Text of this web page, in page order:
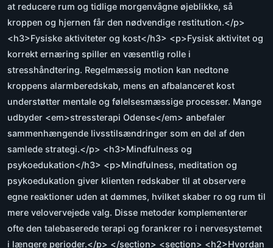
at reducere rum og tidlige morgenvågne øjeblikke, så
kroppen og hjernen får den nødvendige restitution.</p>
<h3>Fysiske aktiviteter og kost</h3> <p>Fysisk aktivitet og
korrekt ernæring spiller en væsentlig rolle i
stresshåndtering. Regelmæssig motion kan nedtone
kroppens alarmberedskab, mens en afbalanceret kost
understøtter mentale og følelsesmæssige processer. Mange
udbyder <em>stressterapi Odense</em> anbefaler
sammenhængende livsstilsændringer som en del af den
samlede strategi.</p> <h3>Mindfulness og
psykoedukation</h3> <p>Mindfulness, meditation og
psykoedukation giver klienten redskaber til at observere
egne reaktioner uden at dømmes, hvilket skaber ro og rum til
mere velovervejede valg. Disse metoder komplementerer
ofte den talebaserede terapi og forankrer ro i nervesystemet
i længere perioder.</p> </section> <section> <h2>Hvordan